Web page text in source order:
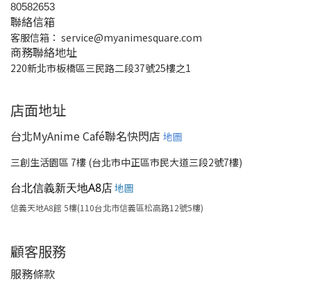
80582653
聯絡信箱
客服信箱： service@myanimesquare.com
商務聯絡地址
220新北市板橋區三民路二段37號25樓之1
店面地址
台北MyAnime Café聯名快閃店 地圖
三創生活園區 7樓 (台北市中正區市民大道三段2號7樓)
台北信義新天地A8店地圖
信義天地A8館 5樓(110台北市信義區松高路12號5樓)
顧客服務
服務條款